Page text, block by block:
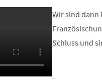
Wir sind dann
Schluss und